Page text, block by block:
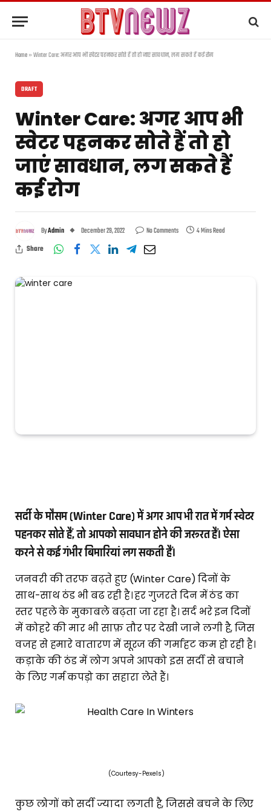
Home»Winter Care: अगर आप भी स्वेटर पहनकर सोते हैं तो हो जाएं सावधान, लग सकते हैं कई रोग
DRAFT
Winter Care: अगर आप भी
स्वेटर पहनकर सोते हैं तो हो
जाएं सावधान, लग सकते हैं
कई रोग
ByAdmin December 29, 2022 No Comments
4 Mins Read
Share
सर्दी के मौसम (Winter Care) में अगर आप भी रात में गर्म स्वेटर
पहनकर सोते हैं, तो आपको सावधान होने की जरूरत हैं। ऐसा
करने से कई गंभीर बिमारियां लग सकती हैं।
जनवरी की तरफ बढ़ते हुए (Winter Care) दिनों के
साथ-साथ ठंड भी बढ रही है। हर गुजरते दिन में ठंड का
स्तर पहले के मुकाबले बढ़ता जा रहा है। सर्द भरे इन दिनों
में कोहरे की मार भी साफ़ तौर पर देखी जाने लगी है, जिस
वजह से हमारे वातारण में सूरज की गर्माहट कम हो रही है।
कड़ाके की ठंड में लोग अपने आपको इस सर्दी से बचाने
के लिए गर्म कपड़ो का सहारा लेते हैं।
(Courtesy-Pexels)
कुछ लोगों को सर्दी ज्यादा लगती है, जिससे बचने के लिए